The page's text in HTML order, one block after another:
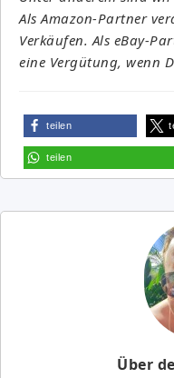
Als Amazon-Partner
Verkäufen. Als eBay-
eine Vergütung, wenn
teilen
teilen
Über